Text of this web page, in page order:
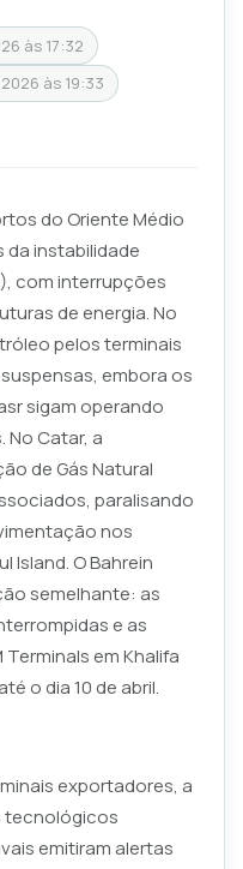
às 17:32
às 19:33
do Oriente Médio
instabilidade
com interrupções
de energia. No
pelos terminais
embora os
sigam operando
No Catar, a
de Gás Natural
paralisando
nos
Island. O Bahrein
semelhante: as
e as
em Khalifa
o dia 10 de abril.
exportadores, a
tecnológicos
emitiram alertas